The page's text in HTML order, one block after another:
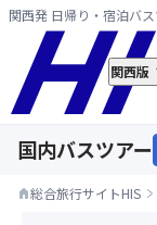
関西発 日帰り・宿泊バス
関西版
国内バスツアー
home総合旅行サイトHIS